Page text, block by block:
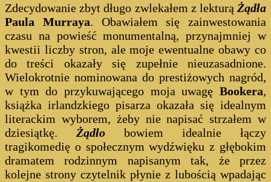
Zdecydowanie zbyt długo zwlekałem z lekturą Żądła
Paula Murraya. Obawiałem się zainwestowania
czasu na powieść monumentalną, przynajmniej w
kwestii liczby stron, ale moje ewentualne obawy co
do treści okazały się zupełnie nieuzasadnione.
Wielokrotnie nominowana do prestiżowych nagród,
w tym do przykuwającego moja uwagę Bookera,
książka irlandzkiego pisarza okazała się idealnym
literackim wyborem, żeby nie napisać strzałem w
dziesiątkę. Żądło bowiem idealnie łączy
tragikomedię o społecznym wydźwięku z głębokim
dramatem rodzinnym napisanym tak, że przez
kolejne strony czytelnik płynie z lubością wpadając